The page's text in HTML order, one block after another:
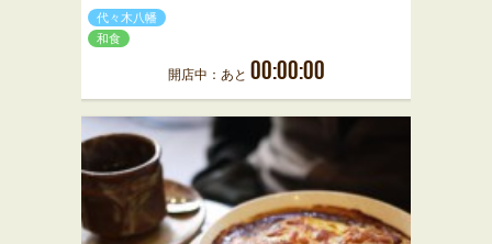
代々木八幡
和食
開店中：あと 00:00:00